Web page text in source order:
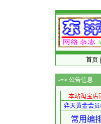
首页
-=> 公告信息
本站淘宝店
弈天黄金会
常用编